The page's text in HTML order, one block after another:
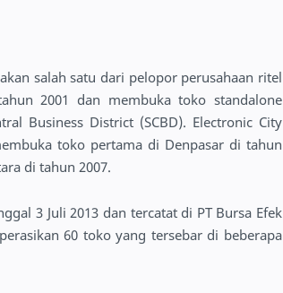
salah satu dari pelopor perusahaan ritel
2001 dan membuka toko standalone
Business District (SCBD). Electronic City
toko pertama di Denpasar di tahun
di tahun 2007.
3 Juli 2013 dan tercatat di PT Bursa Efek
60 toko yang tersebar di beberapa